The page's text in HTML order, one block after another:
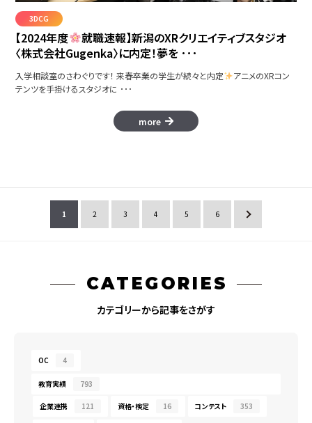
3DCG
【2024年度
就職速報】新潟のXRクリエイティブスタジオ
〈株式会社Gugenka〉に内定！夢を ･･･
入学相談室のさわぐりです！ 来春卒業の学生が続々と内定
アニメのXRコン
テンツを手掛けるスタジオに ･･･
more
1 2 3 4 5 6 »
CATEGORIES
カテゴリーから記事をさがす
OC 4
教育実績 793
企業連携 121 資格・検定 16 コンテスト 353